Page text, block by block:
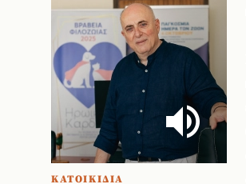
ΚΑΤΟΙΚΙΔΙΑ